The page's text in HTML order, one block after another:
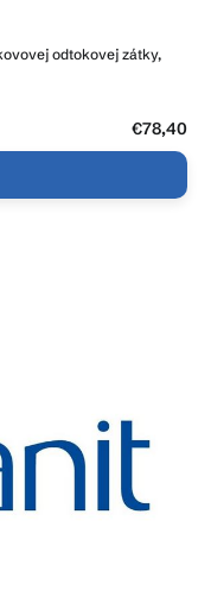
odtokovej zátky,
€78,40